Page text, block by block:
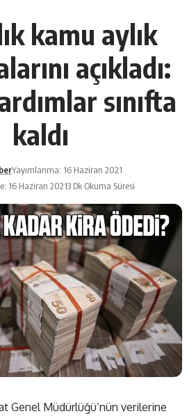
kamu aylık
açıkladı:
sınıfta
kaldı
Yayımlanma: 16 Haziran 2021
16 Haziran 20213 Dk Okuma Süresi
Genel Müdürlüğü’nün verilerine